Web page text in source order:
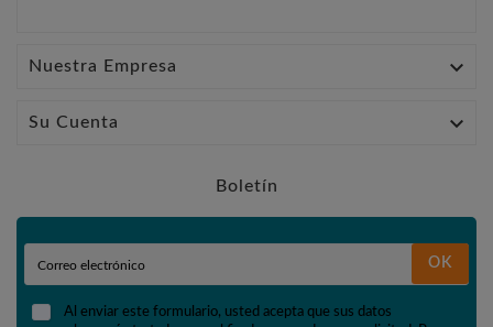
Nuestra Empresa 
Su Cuenta 
Boletín
OK
Al enviar este formulario, usted acepta que sus datos